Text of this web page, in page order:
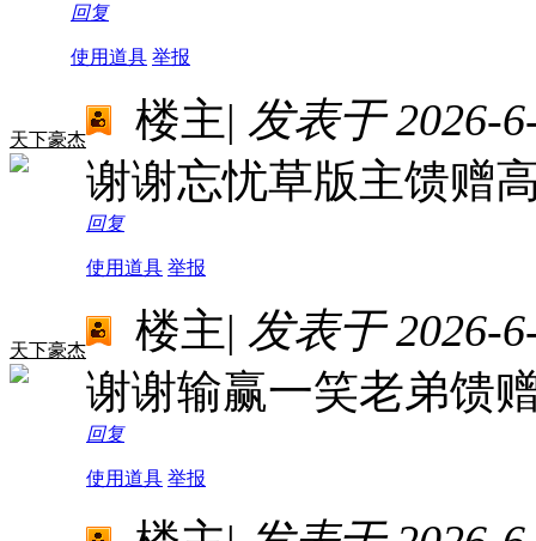
回复
使用道具 举报
天下豪杰 楼主| 发表于 2026-
谢谢忘忧草版主馈赠
回复
使用道具 举报
天下豪杰 楼主| 发表于 2026-
谢谢输赢一笑老弟馈
回复
使用道具 举报